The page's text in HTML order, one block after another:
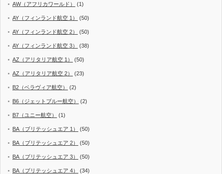
AW（アフリカワールド） (1)
AY（フィンランド航空 1） (50)
AY（フィンランド航空 2） (50)
AY（フィンランド航空 3） (38)
AZ（アリタリア航空 1） (50)
AZ（アリタリア航空 2） (23)
B2（ベラヴィア航空） (2)
B6（ジェットブルー航空） (2)
B7（ユニー航空） (1)
BA（ブリテッシュエア 1） (50)
BA（ブリテッシュエア 2） (50)
BA（ブリテッシュエア 3） (50)
BA（ブリテッシュエア 4） (34)